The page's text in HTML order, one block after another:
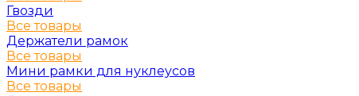
Гвозди
Все товары
Держатели рамок
Все товары
Мини рамки для нуклеусов
Все товары